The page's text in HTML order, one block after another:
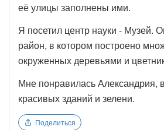
её улицы заполнены ими.
Я посетил центр науки - Музей.
район, в котором построено
окруженных деревьями и
Мне понравилась Александрия,
красивых зданий и зелени.
Поделиться